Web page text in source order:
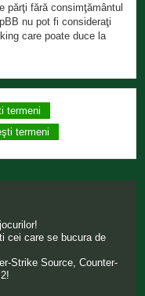
părţi fără consimţământul
nu pot fi consideraţi
care poate duce la
cei care se bucura de
Strike Source, Counter-